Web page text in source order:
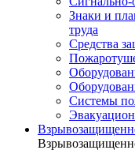
Знаки и
труда
Средства
Системы